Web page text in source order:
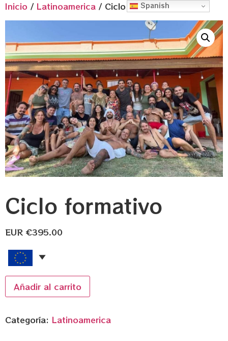
Inicio / Latinoamerica / Ciclo formativo
Ciclo formativo
EUR €395.00
Añadir al carrito
Categoría: Latinoamerica
Spanish